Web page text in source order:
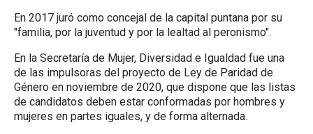
En 2017 juró como concejal de la capital puntana por su
"familia, por la juventud y por la lealtad al peronismo".
En la Secretaría de Mujer, Diversidad e Igualdad fue una
de las impulsoras del proyecto de Ley de Paridad de
Género en noviembre de 2020, que dispone que las listas
de candidatos deben estar conformadas por hombres y
mujeres en partes iguales, y de forma alternada.